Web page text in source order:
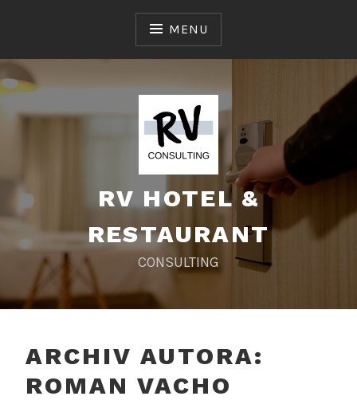
MENU
RV HOTEL &
RESTAURANT
CONSULTING
ARCHIV AUTORA:
ROMAN VACHO